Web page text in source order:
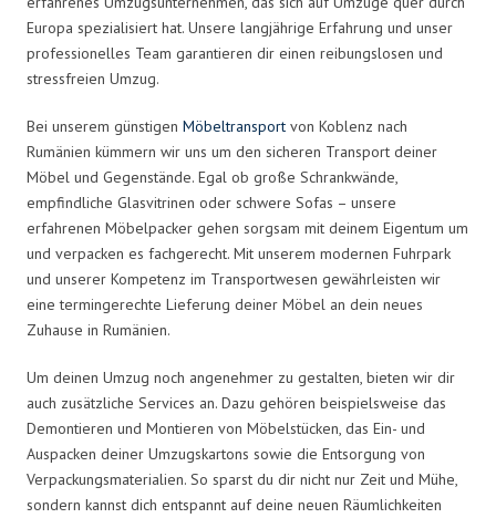
Europa spezialisiert hat. Unsere langjährige Erfahrung und unser
professionelles Team garantieren dir einen reibungslosen und
stressfreien Umzug.
Bei unserem günstigen Möbeltransport von Koblenz nach
Rumänien kümmern wir uns um den sicheren Transport deiner
Möbel und Gegenstände. Egal ob große Schrankwände,
empfindliche Glasvitrinen oder schwere Sofas – unsere
erfahrenen Möbelpacker gehen sorgsam mit deinem Eigentum um
und verpacken es fachgerecht. Mit unserem modernen Fuhrpark
und unserer Kompetenz im Transportwesen gewährleisten wir
eine termingerechte Lieferung deiner Möbel an dein neues
Zuhause in Rumänien.
Um deinen Umzug noch angenehmer zu gestalten, bieten wir dir
auch zusätzliche Services an. Dazu gehören beispielsweise das
Demontieren und Montieren von Möbelstücken, das Ein- und
Auspacken deiner Umzugskartons sowie die Entsorgung von
Verpackungsmaterialien. So sparst du dir nicht nur Zeit und Mühe,
sondern kannst dich entspannt auf deine neuen Räumlichkeiten